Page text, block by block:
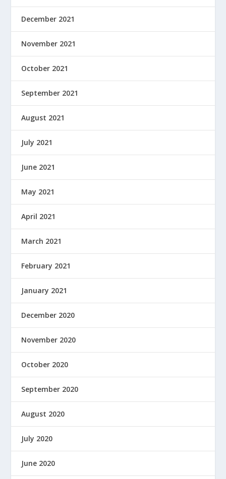
December 2021
November 2021
October 2021
September 2021
August 2021
July 2021
June 2021
May 2021
April 2021
March 2021
February 2021
January 2021
December 2020
November 2020
October 2020
September 2020
August 2020
July 2020
June 2020